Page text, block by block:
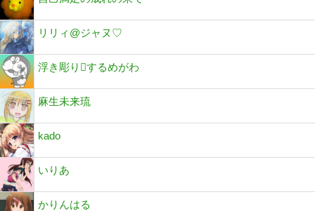
リリィ@ジャヌ♡
浮き彫りするめがわ
麻生未来琉
kado
いりあ
かりんはる